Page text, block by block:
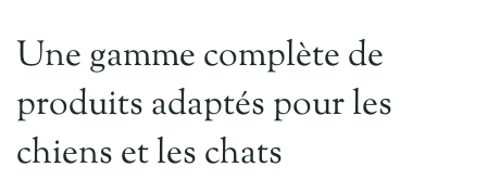
Une gamme complète de
produits adaptés pour les
chiens et les chats